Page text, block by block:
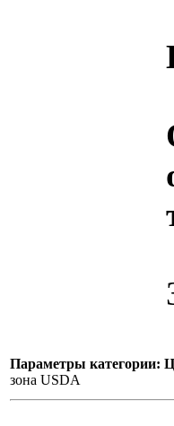
Параметры категории:
зона USDA